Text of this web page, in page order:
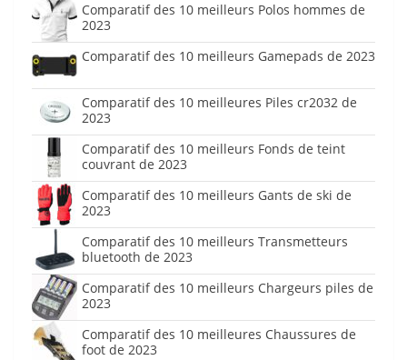
Comparatif des 10 meilleurs Polos hommes de
2023
Comparatif des 10 meilleurs Gamepads de 2023
Comparatif des 10 meilleures Piles cr2032 de
2023
Comparatif des 10 meilleurs Fonds de teint
couvrant de 2023
Comparatif des 10 meilleurs Gants de ski de
2023
Comparatif des 10 meilleurs Transmetteurs
bluetooth de 2023
Comparatif des 10 meilleurs Chargeurs piles de
2023
Comparatif des 10 meilleures Chaussures de
foot de 2023